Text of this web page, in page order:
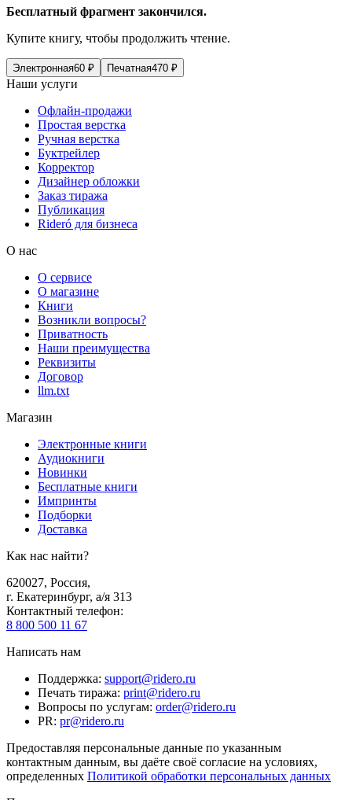
Бесплатный фрагмент закончился.
Купите книгу, чтобы продолжить чтение.
Электронная60 ₽ Печатная470 ₽
Наши услуги
Офлайн-продажи
Простая верстка
Ручная верстка
Буктрейлер
Корректор
Дизайнер обложки
Заказ тиража
Публикация
Rideró для бизнеса
О нас
О сервисе
О магазине
Книги
Возникли вопросы?
Приватность
Наши преимущества
Реквизиты
Договор
llm.txt
Магазин
Электронные книги
Аудиокниги
Новинки
Бесплатные книги
Импринты
Подборки
Доставка
Как нас найти?
620027, Россия,
г. Екатеринбург, а/я 313
Контактный телефон:
8 800 500 11 67
Написать нам
Поддержка: support@ridero.ru
Печать тиража: print@ridero.ru
Вопросы по услугам: order@ridero.ru
PR: pr@ridero.ru
Предоставляя персональные данные по указанным
контактным данным, вы даёте своё согласие на условиях,
определенных Политикой обработки персональных данных